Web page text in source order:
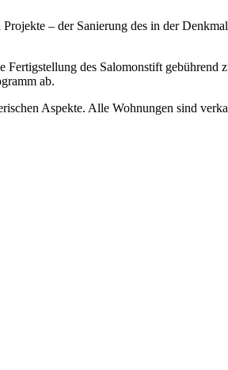
– der Sanierung des in der
des Salomonstift gebührend
ab.
Aspekte. Alle Wohnungen sind